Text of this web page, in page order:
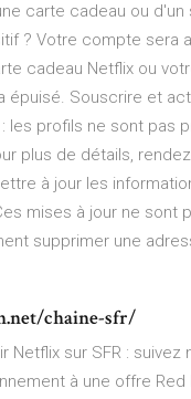
carte cadeau ou d'un
? Votre compte sera
cadeau Netflix ou
épuisé. Souscrire et
: les profils ne sont pas
plus de détails,
à jour les
mises à jour ne sont
supprimer une
chaine-sfr/
Netflix sur SFR : suivez
à une offre Red